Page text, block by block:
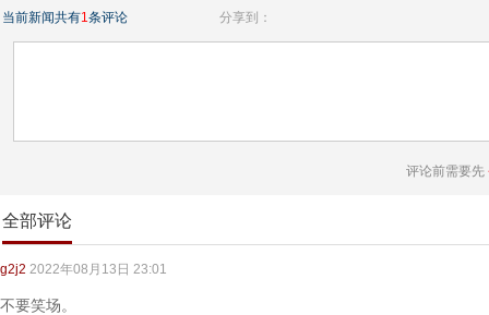
当前新闻共有1条评论 分享到：
评论前需要先
全部评论
g2j2 2022年08月13日 23:01
不要笑场。